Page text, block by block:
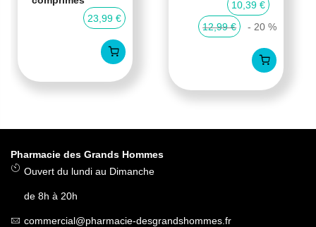
23,99 €
10,39 €
12,99 €
- 20 %
Pharmacie des Grands Hommes
Ouvert du lundi au Dimanche
de 8h à 20h
commercial@pharmacie-desgrandshommes.fr